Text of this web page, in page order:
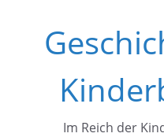
springen
Im Reich der